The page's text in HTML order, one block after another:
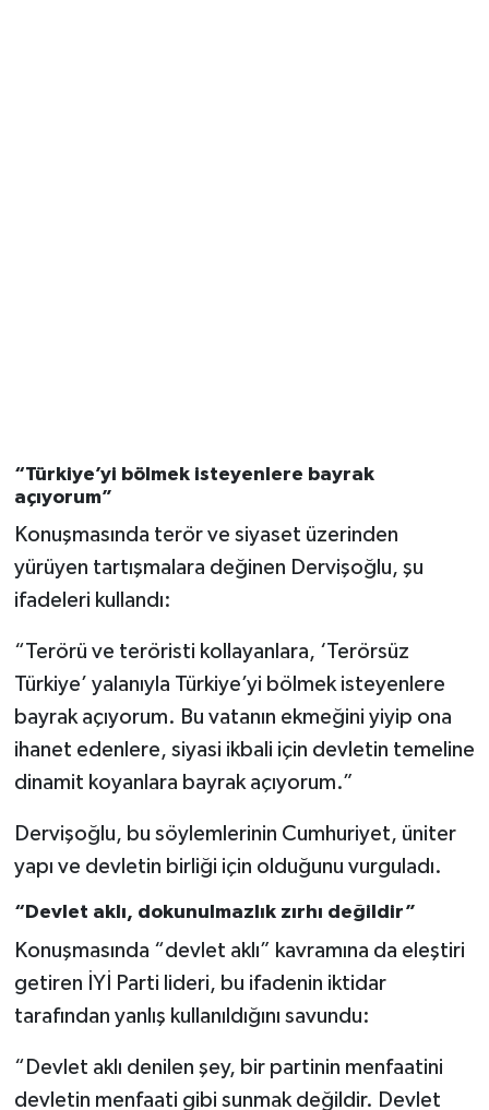
“Türkiye’yi bölmek isteyenlere bayrak
açıyorum”
Konuşmasında terör ve siyaset üzerinden
yürüyen tartışmalara değinen Dervişoğlu, şu
ifadeleri kullandı:
“Terörü ve teröristi kollayanlara, ‘Terörsüz
Türkiye’ yalanıyla Türkiye’yi bölmek isteyenlere
bayrak açıyorum. Bu vatanın ekmeğini yiyip ona
ihanet edenlere, siyasi ikbali için devletin temeline
dinamit koyanlara bayrak açıyorum.”
Dervişoğlu, bu söylemlerinin Cumhuriyet, üniter
yapı ve devletin birliği için olduğunu vurguladı.
“Devlet aklı, dokunulmazlık zırhı değildir”
Konuşmasında “devlet aklı” kavramına da eleştiri
getiren İYİ Parti lideri, bu ifadenin iktidar
tarafından yanlış kullanıldığını savundu:
“Devlet aklı denilen şey, bir partinin menfaatini
devletin menfaati gibi sunmak değildir. Devlet